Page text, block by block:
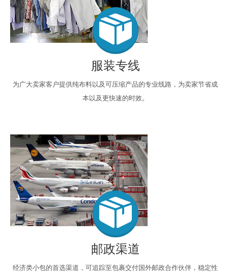
服装专线
为广大卖家客户提供纯布料以及可压缩产品的专业线路，为卖家节省成
本以及更快速的时效。
邮政渠道
经济类小包的首选渠道，可追踪至包裹交付国外邮政合作伙伴，稳定性